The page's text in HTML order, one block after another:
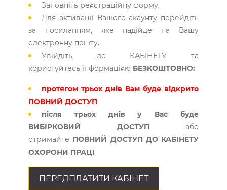
Заповніть реєстраційну форму.
Для активації Вашого акаунту перейдіть
за посиланням, яке надійде на Вашу
електронну пошту.
Увійдіть до КАБІНЕТУ та
користуйтесь інформацією БЕЗКОШТОВНО:
протягом трьох днів Вам буде відкрито
ПОВНИЙ ДОСТУП
після трьох днів у Вас буде
ВИБІРКОВИЙ ДОСТУП або
отримайте ПОВНИЙ ДОСТУП ДО КАБІНЕТУ
ОХОРОНИ ПРАЦІ
ПЕРЕДПЛАТИТИ КАБІНЕТ